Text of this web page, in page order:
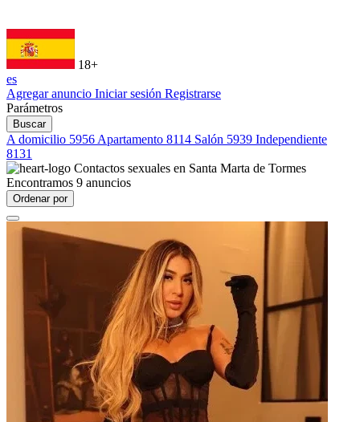
18+
es
Agregar anuncio Iniciar sesión Registrarse
Parámetros
Buscar
A domicilio 5956 Apartamento 8114 Salón 5939 Independiente
8131
Contactos sexuales en Santa Marta de Tormes
Encontramos 9 anuncios
Ordenar por